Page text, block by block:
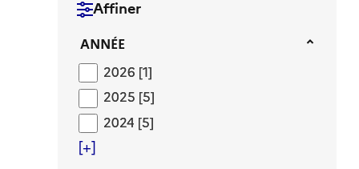
Affiner
Année
ANNÉE
20262026 [1]
20252025 [5]
20242024 [5]
[+]